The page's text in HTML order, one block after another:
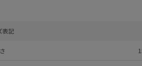
表記